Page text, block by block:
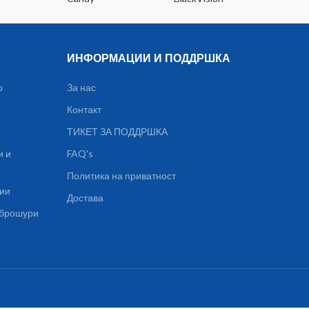
и
ИНФОРМАЦИИ И ПОДДРШКА
За нас
Контакт
ТИКЕТ ЗА ПОДДРШКА
FAQ's
Политика на приватност
Достава